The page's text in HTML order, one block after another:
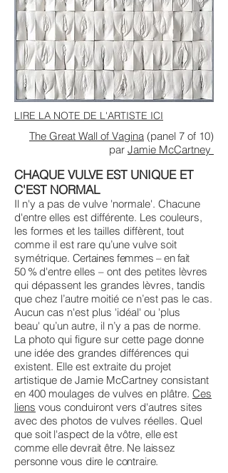
LIRE LA NOTE DE L'ARTISTE ICI
The Great Wall of Vagina (panel 7 of 10)
par Jamie McCartney
CHAQUE VULVE EST UNIQUE ET
C'EST NORMAL
Il n'y a pas de vulve 'normale'. Chacune
d'entre elles est différente. Les couleurs,
les formes et les tailles diffèrent, tout
comme il est rare qu’une vulve soit
symétrique. Certaines femmes – en fait
50 %d'entre elles – ont des petites lèvres
qui dépassent les grandes lèvres, tandis
que chez l’autre moitié ce n’est pas le cas.
Aucun cas n'est plus 'idéal' ou 'plus
beau' qu’un autre, il n’y a pas de norme.
La photo qui figure sur cette page donne
une idée des grandes différences qui
existent. Elle est extraite du projet
artistique de Jamie McCartney consistant
en 400 moulages de vulves en plâtre. Ces
liens vous conduiront vers d'autres sites
avec des photos de vulves réelles. Quel
que soit l'aspect de la vôtre, elle est
comme elle devrait être. Ne laissez
personne vous dire le contraire.